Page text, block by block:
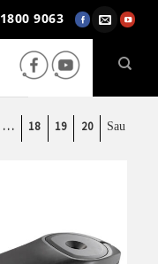
9063
… 18 19 20